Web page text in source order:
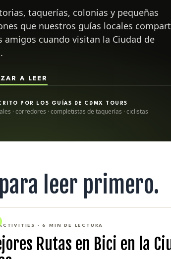
taquerías, colonias y pequeñas
que nuestros guías locales
amigos cuando visitan la Ciudad de
A LEER
POR LOS GUÍAS DE CDMX TOURS
· corredores · completistas de taquerías · ciclistas
leer primero.
· 6 MIN DE LECTURA
Rutas en Bici en la